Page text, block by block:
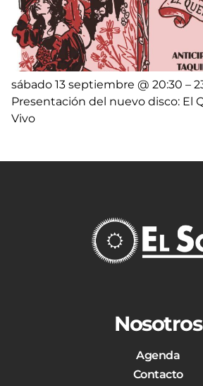
sábado 13 septiembre @ 20:30 –
Presentación del nuevo disco: El
Vivo
Nosotros
Agenda
Contacto